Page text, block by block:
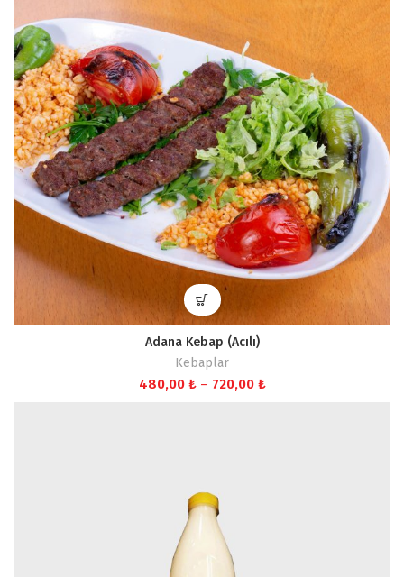
Adana Kebap (Acılı)
Kebaplar
480,00 ₺ – 720,00 ₺Fiyat